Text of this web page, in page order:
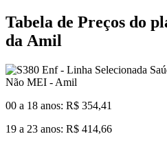
Tabela de Preços do
da Amil
00 a 18 anos: R$ 354,41
19 a 23 anos: R$ 414,66